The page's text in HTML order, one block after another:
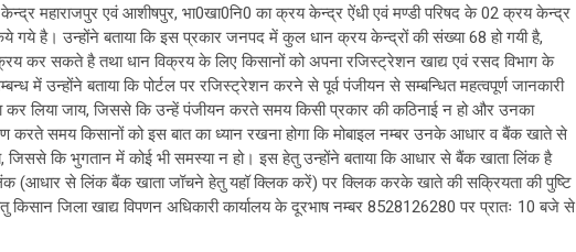
महाराजपुर एवं आशीषपुर, भा0खा0नि0 का क्रय केन्द्र ऐंधी एवं मण्डी परिषद के 02 क्रय केन्द्र
है। उन्होंने बताया कि इस प्रकार जनपद में कुल धान क्रय केन्द्रों की संख्या 68 हो गयी है,
कर सकते है तथा धान विक्रय के लिए किसानों को अपना रजिस्ट्रेशन खाद्य एवं रसद विभाग के
में उन्होंने बताया कि पोर्टल पर रजिस्ट्रेशन करने से पूर्व पंजीयन से सम्बन्धित महत्वपूर्ण जानकारी
कर लिया जाय, जिससे कि उन्हें पंजीयन करते समय किसी प्रकार की कठिनाई न हो और उनका
करते समय किसानों को इस बात का ध्यान रखना होगा कि मोबाइल नम्बर उनके आधार व बैंक खाते से
जिससे कि भुगतान में कोई भी समस्या न हो। इस हेतु उन्होंने बताया कि आधार से बैंक खाता लिंक है
(आधार से लिंक बैंक खाता जॉचने हेतु यहॉ क्लिक करें) पर क्लिक करके खाते की सक्रियता की पुष्टि
किसान जिला खाद्य विपणन अधिकारी कार्यालय के दूरभाष नम्बर 8528126280 पर प्रातः 10 बजे से